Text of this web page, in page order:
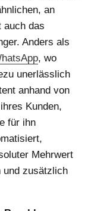
an
auch das
Anders als
, wo
unerlässlich
anhand von
Kunden,
für ihn
Mehrwert
und zusätzlich